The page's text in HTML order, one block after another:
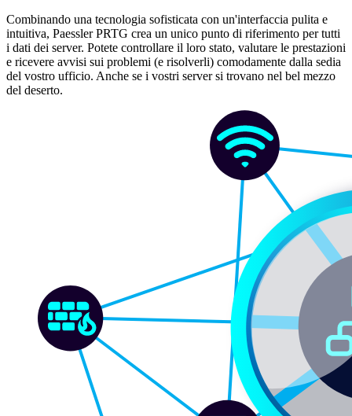
Combinando una tecnologia sofisticata con un'interfaccia pulita e
intuitiva, Paessler PRTG crea un unico punto di riferimento per tutti
i dati dei server. Potete controllare il loro stato, valutare le prestazioni
e ricevere avvisi sui problemi (e risolverli) comodamente dalla sedia
del vostro ufficio. Anche se i vostri server si trovano nel bel mezzo
del deserto.